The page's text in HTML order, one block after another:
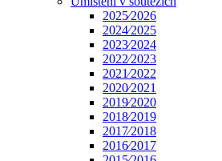
2025⁄2026
2024⁄2025
2023⁄2024
2022⁄2023
2021⁄2022
2020⁄2021
2019⁄2020
2018⁄2019
2017⁄2018
2016⁄2017